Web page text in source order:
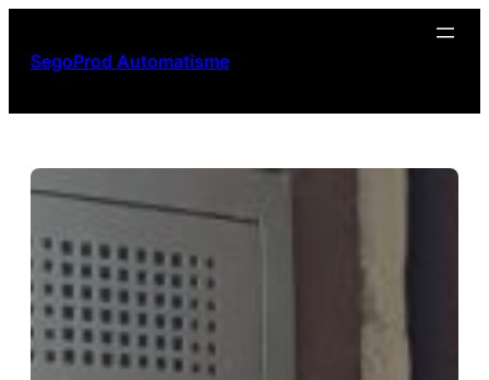
contenu
SegoProd Automatisme